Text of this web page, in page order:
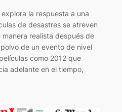
la respuesta a una
de desastres se atreven
realista después de
de un evento de nivel
como 2012 que
adelante en el tiempo,